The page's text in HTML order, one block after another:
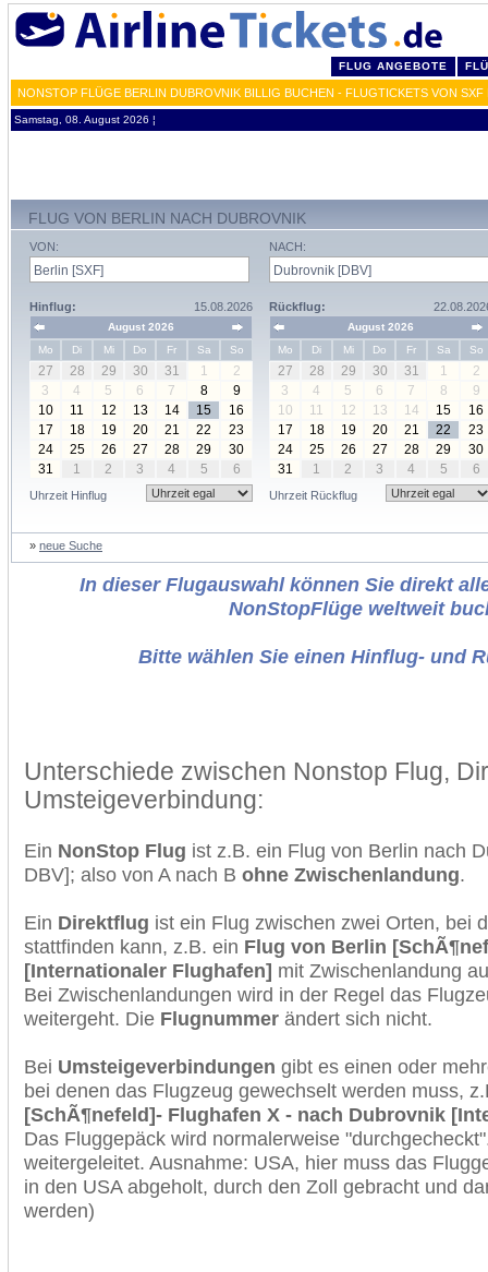
FLUG ANGEBOTE
NONSTOP FLÜGE BERLIN DUBROVNIK BILLIG BUCHEN - FLUGTICKETS VON SXF
Samstag, 08. August 2026 ¦
FLUG VON BERLIN NACH DUBROVNIK
VON:
Hinflug: 15.08.2026
August 2026
Mo
Di Mi Do Fr Sa So
27 28 29 30 31 1
2
3
4 5 6 7 8
9
10
11 12 13 14 15
16
17
18 19 20 21 22
23
24
25 26 27 28 29
30
31
1 2 3 4 5 6
Uhrzeit Hinflug
NACH:
Rückflug:
August 2026
Mo
Di Mi Do Fr Sa So
27 28 29 30 31 1
2
3
4 5 6 7 8
9
10
11 12 13 14 15
16
17
18 19 20 21 22
23
24
25 26 27 28 29
30
31
1 2 3 4 5 6
Uhrzeit Rückflug
» neue Suche
In dieser Flugauswahl können Sie direkt
NonStopFlüge weltweit
Bitte wählen Sie einen Hinflug- und
Unterschiede zwischen Nonstop Flug,
Umsteigeverbindung:
Ein NonStop Flug ist z.B. ein Flug von Berlin nach
DBV]; also von A nach B ohne Zwischenlandung.
Ein Direktflug ist ein Flug zwischen zwei Orten, bei
stattfinden kann, z.B. ein Flug von Berlin
[Internationaler Flughafen] mit Zwischenlandung
Bei Zwischenlandungen wird in der Regel das
weitergeht. Die Flugnummer ändert sich nicht.
Bei Umsteigeverbindungen gibt es einen oder
bei denen das Flugzeug gewechselt werden muss,
[SchÃ¶nefeld]- Flughafen X - nach Dubrovnik
Das Fluggepäck wird normalerweise
weitergeleitet. Ausnahme: USA, hier muss das
in den USA abgeholt, durch den Zoll gebracht und
werden)